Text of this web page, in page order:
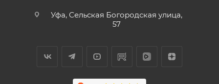
Уфа, Сельская Богородская улица,
57